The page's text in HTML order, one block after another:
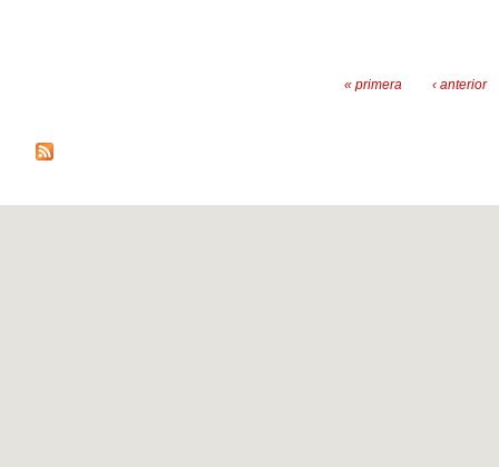
« primera ‹ anterior